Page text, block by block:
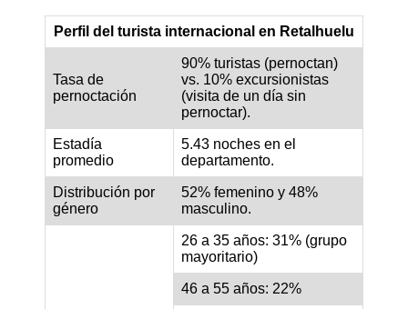
Perfil del turista internacional en Retalhuelu
Tasa de
pernoctación
90% turistas (pernoctan)
vs. 10% excursionistas
(visita de un día sin
pernoctar).
Estadía
promedio
5.43 noches en el
departamento.
Distribución por
género
52% femenino y 48%
masculino.
26 a 35 años: 31% (grupo
mayoritario)
46 a 55 años: 22%